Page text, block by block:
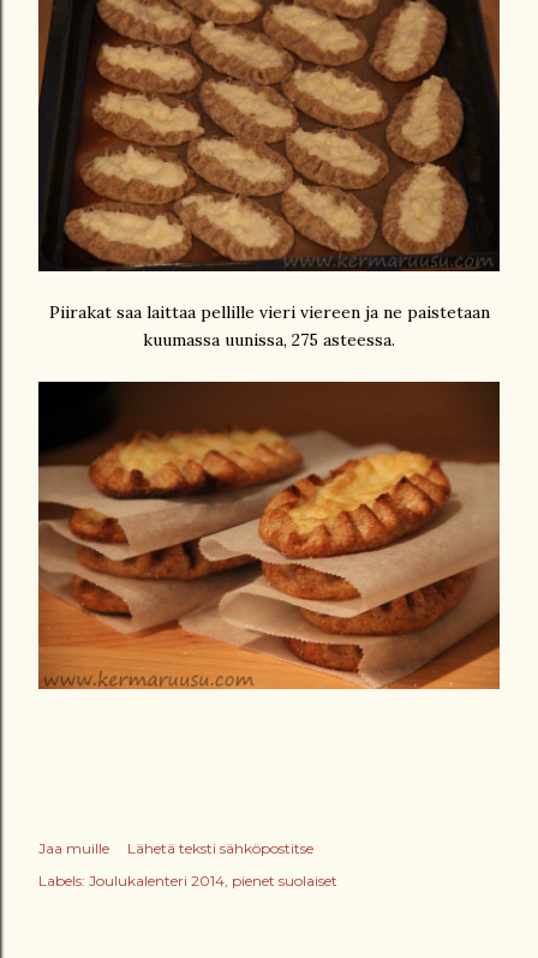
Piirakat saa laittaa pellille vieri viereen ja ne paistetaan
kuumassa uunissa, 275 asteessa.
Jaa muille
Lähetä teksti sähköpostitse
Labels: Joulukalenteri 2014 pienet suolaiset